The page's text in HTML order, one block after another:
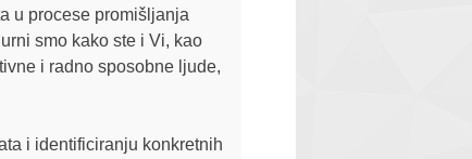
u procese promišljanja
smo kako ste i Vi, kao
i radno sposobne ljude,
i identificiranju konkretnih